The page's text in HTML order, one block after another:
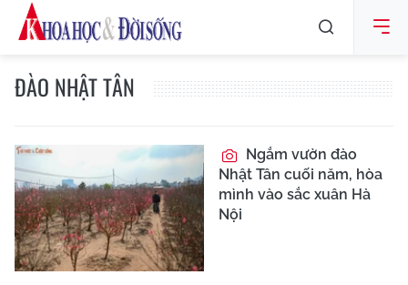
ĐÀO NHẬT TÂN
Ngắm vườn đào
Nhật Tân cuối năm, hòa
mình vào sắc xuân Hà
Nội